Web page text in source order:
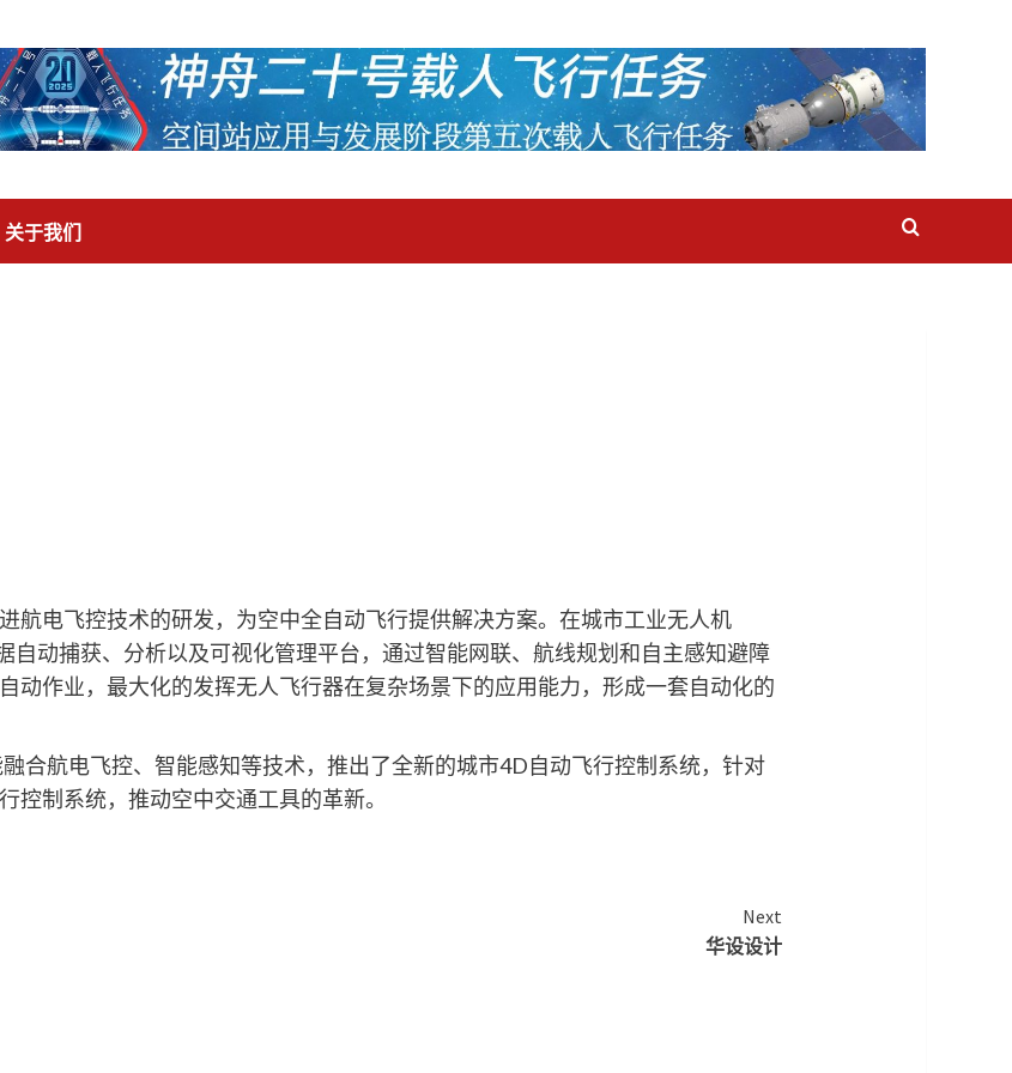
关于我们
航电飞控技术的研发，为空中全自动飞行提供解决方案。在城市工业无人机
自动捕获、分析以及可视化管理平台，通过智能网联、航线规划和自主感知避障
动作业，最大化的发挥无人飞行器在复杂场景下的应用能力，形成一套自动化的
合航电飞控、智能感知等技术，推出了全新的城市4D自动飞行控制系统，针对
控制系统，推动空中交通工具的革新。
Next
华设设计